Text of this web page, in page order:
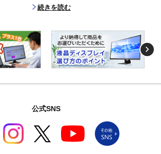
続きを読む
公式SNS